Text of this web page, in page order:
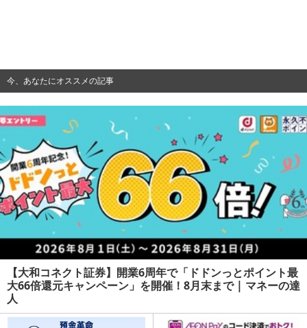
今、あなたにオススメの記事
【大和コネクト証券】開業6周年で「ドドンっとポイント最
大66倍還元キャンペーン」を開催！8月末まで | マネーの達
人